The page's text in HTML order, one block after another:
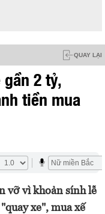
QUAY LẠI
2 tỷ,
tiền mua
vỡ vì khoản sính lễ
xe", mua xế